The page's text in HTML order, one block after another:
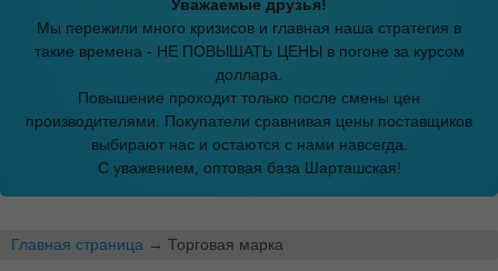
Уважаемые друзья!
Мы пережили много кризисов и главная наша стратегия в
такие времена - НЕ ПОВЫШАТЬ ЦЕНЫ в погоне за курсом
доллара.
Повышение проходит только после смены цен
производителями. Покупатели сравнивая цены поставщиков
выбирают нас и остаются с нами навсегда.
С уважением, оптовая база Шарташская!
Главная страница → Торговая марка